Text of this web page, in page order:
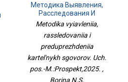
Методика Выявления,
Расследования И
Предупреждения
Картельных Сговоров.
Уч. Пос.-
М.:Проспект,2025.
Metodika vyiavleniia,
rassledovaniia i
preduprezhdeniia
kartel'nykh sgovorov. Uch.
pos.-M.:Prospekt,2025. ,
Borina N.S.